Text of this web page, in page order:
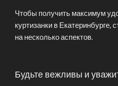
Чтобы получить максимум
куртизанки в Екатеринбурге,
на несколько аспектов.
Будьте вежливы и